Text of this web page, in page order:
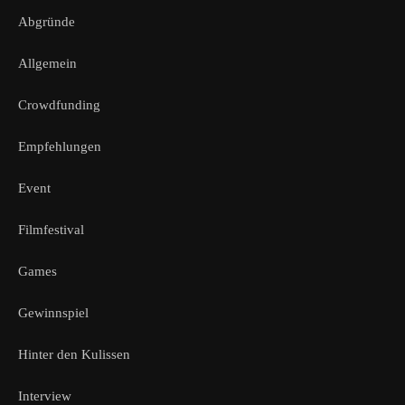
Abgründe
Allgemein
Crowdfunding
Empfehlungen
Event
Filmfestival
Games
Gewinnspiel
Hinter den Kulissen
Interview